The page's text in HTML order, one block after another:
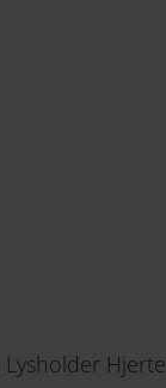
Lysholder Hjerte